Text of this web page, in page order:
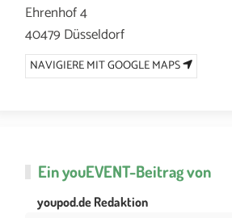
Ehrenhof 4
40479 Düsseldorf
NAVIGIERE MIT GOOGLE MAPS
EinyouEVENT-Beitrag von
youpod.de Redaktion